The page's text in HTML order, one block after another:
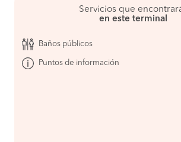
Servicios que
en este terminal
Baños públicos
Puntos de información